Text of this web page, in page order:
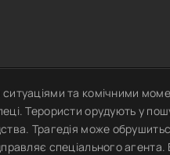
та комічними
Терористи орудують у
Трагедія може
спеціального